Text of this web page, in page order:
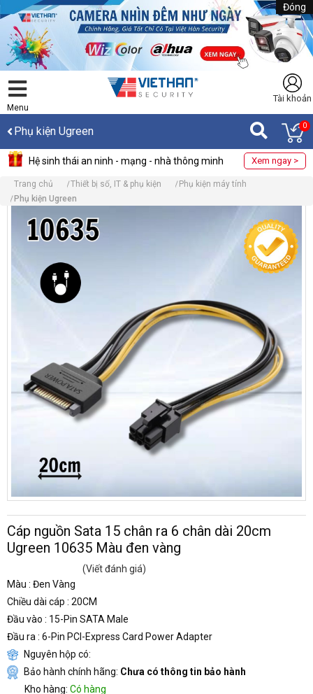
Đóng
Menu
Tài khoản
Phụ kiện Ugreen 0
Hệ sinh thái an ninh - mạng - nhà thông minh Xem ngay >
Trang chủ Thiết bị số, IT & phụ kiện
Phụ kiện máy tính
Phụ kiện Ugreen
Cáp nguồn Sata 15 chân ra 6 chân dài 20cm
Ugreen 10635 Màu đen vàng
(Viết đánh giá)
Màu : Đen Vàng
Chiều dài cáp : 20CM
Đầu vào : 15-Pin SATA Male
Đầu ra : 6-Pin PCI-Express Card Power Adapter
Nguyên hộp có:
Bảo hành chính hãng: Chưa có thông tin bảo hành
Kho hàng: Có hàng